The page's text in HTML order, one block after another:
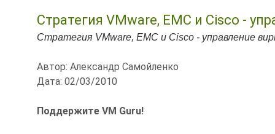
Стратегия VMware, EMC и Cisco -
Стратегия VMware, EMC и Cisco - управление
Автор: Александр Самойленко
Дата: 02/03/2010
Поддержите VM Guru!